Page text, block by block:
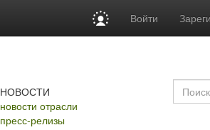
Войти
НОВОСТИ
новости отрасли
пресс-релизы